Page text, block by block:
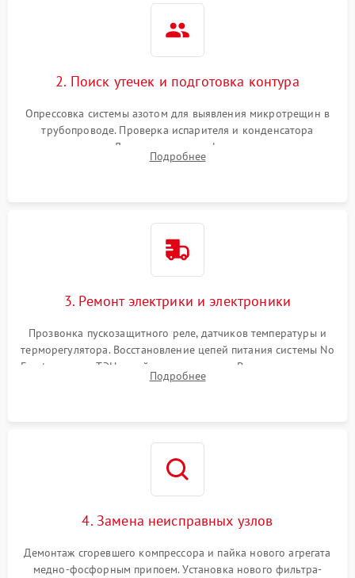
2. Поиск утечек и подготовка контура
Опрессовка системы азотом для выявления микротрещин в
трубопроводе. Проверка испарителя и конденсатора
течеискателем. Демонтаж старого фильтра-осушителя и
продувка капиллярной трубки для устранения засоров.
Подробнее
3. Ремонт электрики и электроники
Прозвонка пускозащитного реле, датчиков температуры и
терморегулятора. Восстановление цепей питания системы No
Frost, включая ТЭН оттайки и вентилятор. Ремонт или замена
платы управления при сбоях алгоритмов.
Подробнее
4. Замена неисправных узлов
Демонтаж сгоревшего компрессора и пайка нового агрегата
медно-фосфорным припоем. Установка нового фильтра-